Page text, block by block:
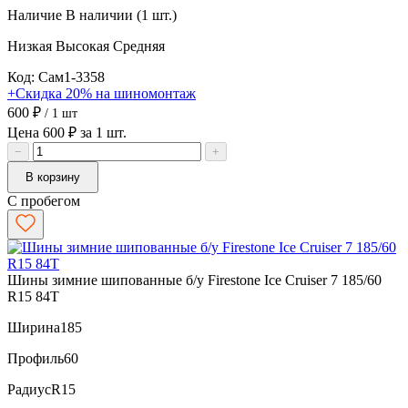
Наличие В наличии (1 шт.)
Низкая Высокая Средняя
Код: Сам1-3358
+Скидка 20% на шиномонтаж
600 ₽ / 1 шт
Цена 600 ₽ за 1 шт.
−
+
В корзину
С пробегом
Шины зимние шипованные б/у Firestone Ice Cruiser 7 185/60
R15 84T
Ширина185
Профиль60
РадиусR15